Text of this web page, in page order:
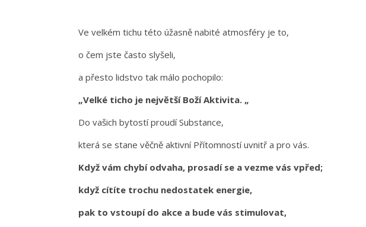
Ve velkém tichu této úžasně nabité atmosféry je to,
o čem jste často slyšeli,
a přesto lidstvo tak málo pochopilo:
„Velké ticho je největší Boží Aktivita. „
Do vašich bytostí proudí Substance,
která se stane věčně aktivní Přítomností uvnitř a pro vás.
Když vám chybí odvaha, prosadí se a vezme vás vpřed;
když cítíte trochu nedostatek energie,
pak to vstoupí do akce a bude vás stimulovat,